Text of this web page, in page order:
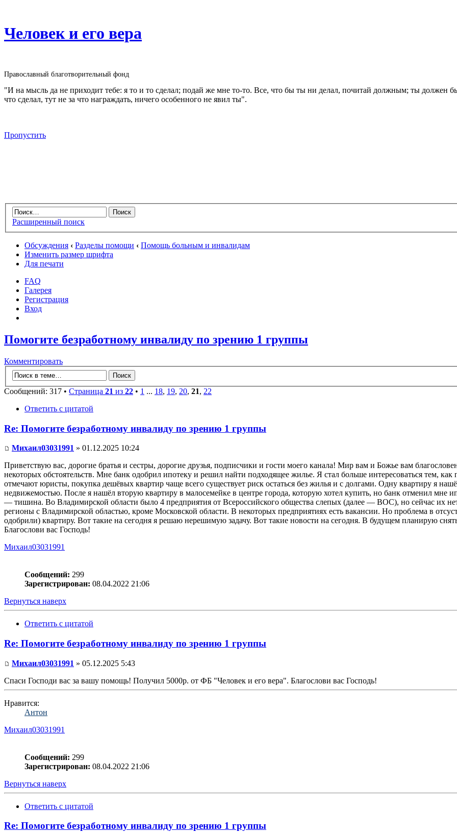
Человек и его вера
Православный благотворительный фонд
"И на мысль да не приходит тебе: я то и то сделал; подай же мне то-то. Все, что бы ты ни делал, почитай должным; ты должен
что сделал, тут не за что награждать, ничего особенного не явил ты".
Пропустить
Расширенный поиск
Обсуждения ‹ Разделы помощи ‹ Помощь больным и инвалидам
Изменить размер шрифта
Для печати
FAQ
Галерея
Регистрация
Вход
Помогите безработному инвалиду по зрению 1 группы
Комментировать
Сообщений: 317 • Страница 21 из 22 • 1 ... 18, 19, 20, 21, 22
Ответить с цитатой
Re: Помогите безработному инвалиду по зрению 1 группы
Михаил03031991 » 01.12.2025 10:24
Приветствую вас, дорогие братья и сестры, дорогие друзья, подписчики и гости моего канала! Мир вам и Божье вам
некоторых обстоятельств. Мне банк одобрил ипотеку и решил найти подходящее жилье. Я стал больше интересоваться тем,
отмечают юристы, покупка дешёвых квартир чаще всего существует риск остаться без жилья и с долгами. Одну квартиру я
недвижемостью. После я нашёл вторую квартиру в малосемейке в центре города, которую хотел купить, но банк отменил мне
— тишина. Во Владимирской области было 4 предприятия от Всероссийского общества слепых (далее — ВОС), но сейчас их
регионы с Владимирской областью, кроме Московской области. В некоторых предприятиях есть вакансии. Но проблема в
одобрили) квартиру. Вот такие на сегодня я решаю нерешимую задачу. Вот такие новости на сегодня. В будущем планирую
Благослови вас Господь!
Михаил03031991
Сообщений: 299
Зарегистрирован: 08.04.2022 21:06
Вернуться наверх
Ответить с цитатой
Re: Помогите безработному инвалиду по зрению 1 группы
Михаил03031991 » 05.12.2025 5:43
Спаси Господи вас за вашу помощь! Получил 5000р. от ФБ "Человек и его вера". Благослови вас Господь!
Нравится:
Антон
Михаил03031991
Сообщений: 299
Зарегистрирован: 08.04.2022 21:06
Вернуться наверх
Ответить с цитатой
Re: Помогите безработному инвалиду по зрению 1 группы